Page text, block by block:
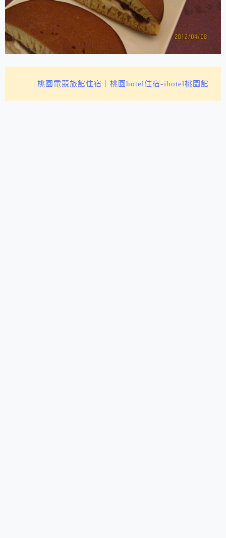
桃園電競旅館住宿｜桃園hotel住宿-ihotel桃園館